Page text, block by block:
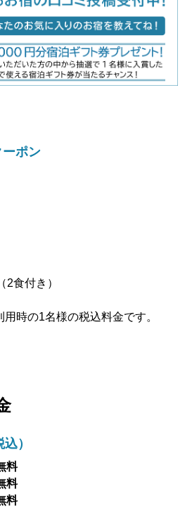
ポン
（2食付き）
時の1名様の税込料金です。
）
料
料
料